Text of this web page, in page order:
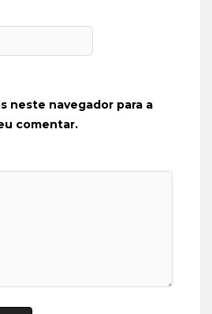
neste navegador para a
comentar.